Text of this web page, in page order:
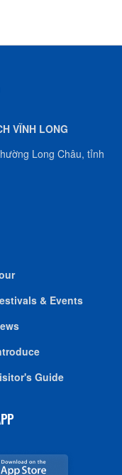
VĨNH LONG
Long Châu, tỉnh
& Events
Guide